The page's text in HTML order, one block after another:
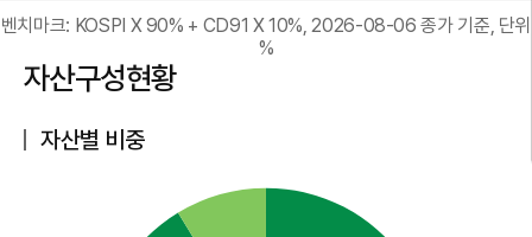
벤치마크: KOSPI X 90% + CD91 X 10%, 2026-08-06 종가 기준, 단위
%
자산구성현황
자산별 비중